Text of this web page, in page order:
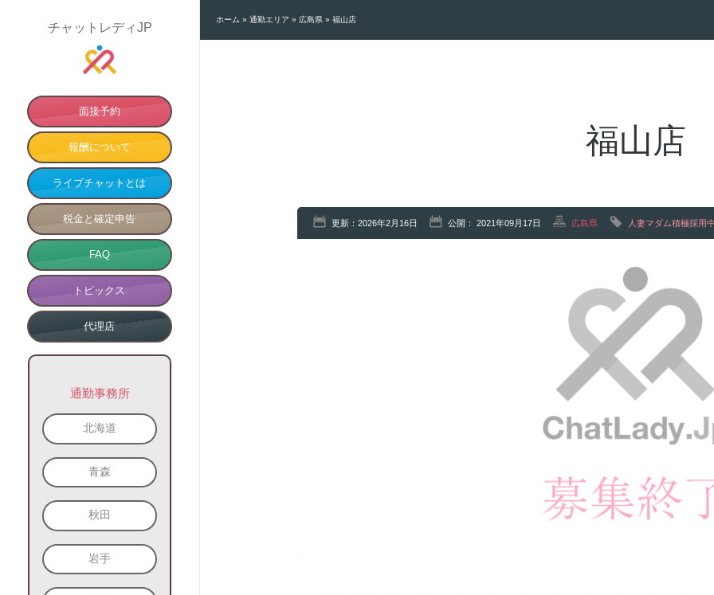
チャットレディJP
面接予約
報酬について
ライブチャットとは
税金と確定申告
FAQ
トピックス
代理店
通勤事務所
北海道
青森
秋田
岩手
ホーム » 通勤エリア » 広島県 » 福山店
福山店
更新：2026年2月16日 公開： 2021年09月17日 広島県 人妻マダム積極採用